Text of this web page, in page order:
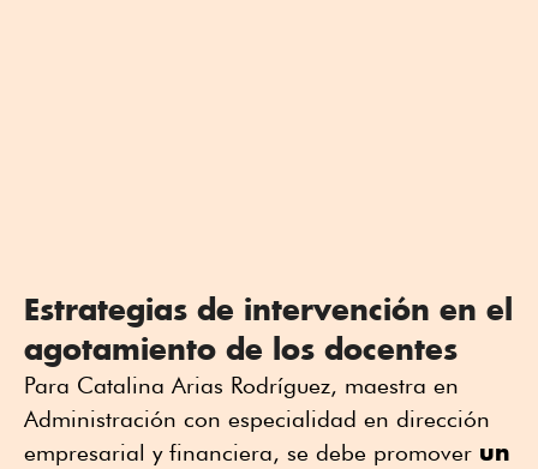
Estrategias de intervención en el
agotamiento de los docentes
Para Catalina Arias Rodríguez, maestra en
Administración con especialidad en dirección
empresarial y financiera, se debe promover un